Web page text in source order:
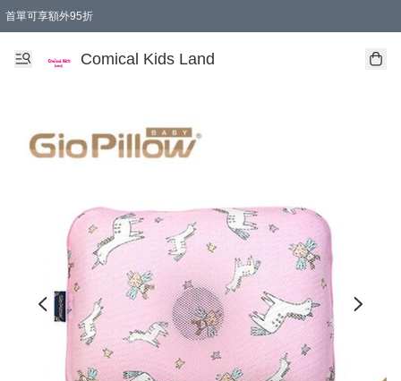
首單可享額外95折
Comical Kids Land